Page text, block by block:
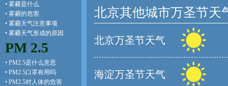
• 雾霾是什么
• 雾霾的危害
• 雾霾天气注意事项
• 雾霾天气形成的原因
PM 2.5
• PM2.5是什么意思
• PM2.5口罩有用吗
• PM2.5对人体的危害
北京其他城市万圣节天
北京万圣节天气
海淀万圣节天气